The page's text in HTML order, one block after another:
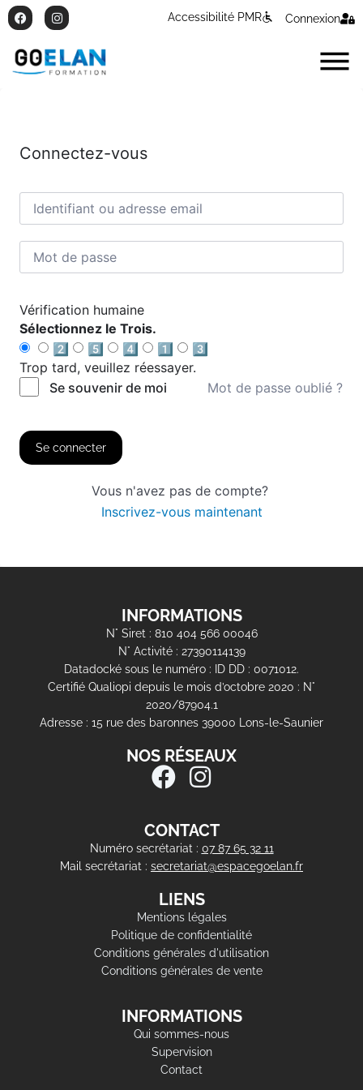
Accessibilité PMR Connexion
Connectez-vous
Vérification humaine
Sélectionnez le Trois.
2️⃣
5️⃣ 4️⃣ 1️⃣
3️⃣
Trop tard, veuillez réessayer.
Se souvenir de moi
Mot de passe oublié ?
Se connecter
Vous n'avez pas de compte?
Inscrivez-vous maintenant
INFORMATIONS
N° Siret : 810 404 566 00046
N° Activité : 27390114139
Datadocké sous le numéro : ID DD : 0071012.
Certifié Qualiopi depuis le mois d’octobre 2020 : N°
2020/87904.1
Adresse : 15 rue des baronnes 39000 Lons-le-Saunier
NOS RÉSEAUX
CONTACT
Numéro secrétariat : 07 87 65 32 11
Mail secrétariat : secretariat@espacegoelan.fr
LIENS
Mentions légales
Politique de confidentialité
Conditions générales d'utilisation
Conditions générales de vente
INFORMATIONS
Qui sommes-nous
Supervision
Contact